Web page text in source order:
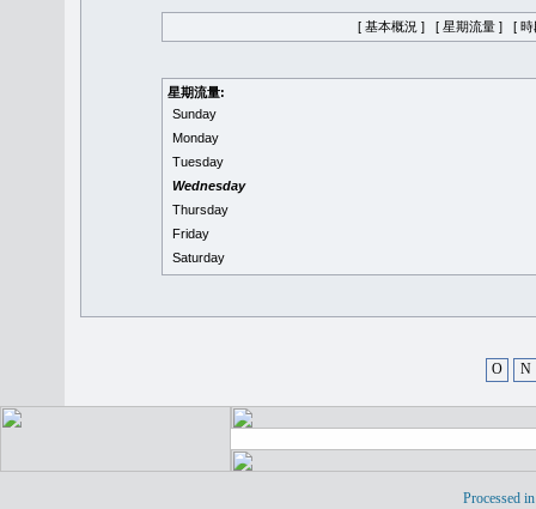
[ 基本概況 ] [ 星期流量 ] [ 時
星期流量:
Sunday
Monday
Tuesday
Wednesday
Thursday
Friday
Saturday
O N
Processed